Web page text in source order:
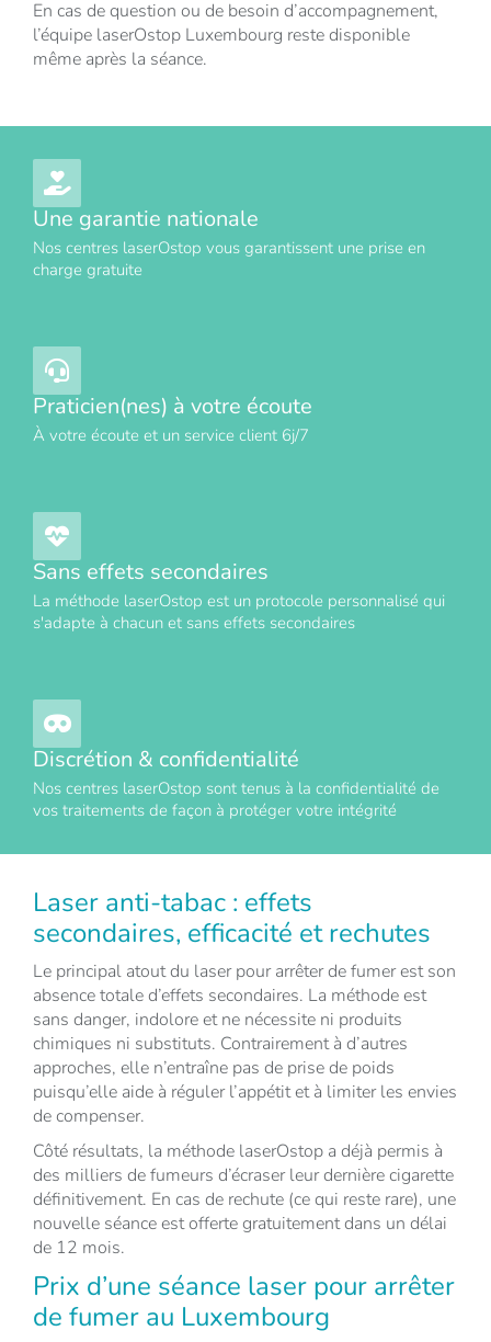
En cas de question ou de besoin d’accompagnement,
l’équipe laserOstop Luxembourg reste disponible
même après la séance.
Une garantie nationale
Nos centres laserOstop vous garantissent une prise en
charge gratuite
Praticien(nes) à votre écoute
À votre écoute et un service client 6j/7
Sans effets secondaires
La méthode laserOstop est un protocole personnalisé qui
s'adapte à chacun et sans effets secondaires
Discrétion & confidentialité
Nos centres laserOstop sont tenus à la confidentialité de
vos traitements de façon à protéger votre intégrité
Laser anti-tabac : effets
secondaires, efficacité et rechutes
Le principal atout du laser pour arrêter de fumer est son
absence totale d’effets secondaires. La méthode est
sans danger, indolore et ne nécessite ni produits
chimiques ni substituts. Contrairement à d’autres
approches, elle n’entraîne pas de prise de poids
puisqu’elle aide à réguler l’appétit et à limiter les envies
de compenser.
Côté résultats, la méthode laserOstop a déjà permis à
des milliers de fumeurs d’écraser leur dernière cigarette
définitivement. En cas de rechute (ce qui reste rare), une
nouvelle séance est offerte gratuitement dans un délai
de 12 mois.
Prix d’une séance laser pour arrêter
de fumer au Luxembourg